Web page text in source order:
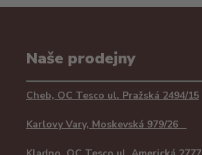
Naše prodejny
Cheb, OC Tesco ul. Pražská 2494/15
Karlovy Vary, Moskevská 979/26